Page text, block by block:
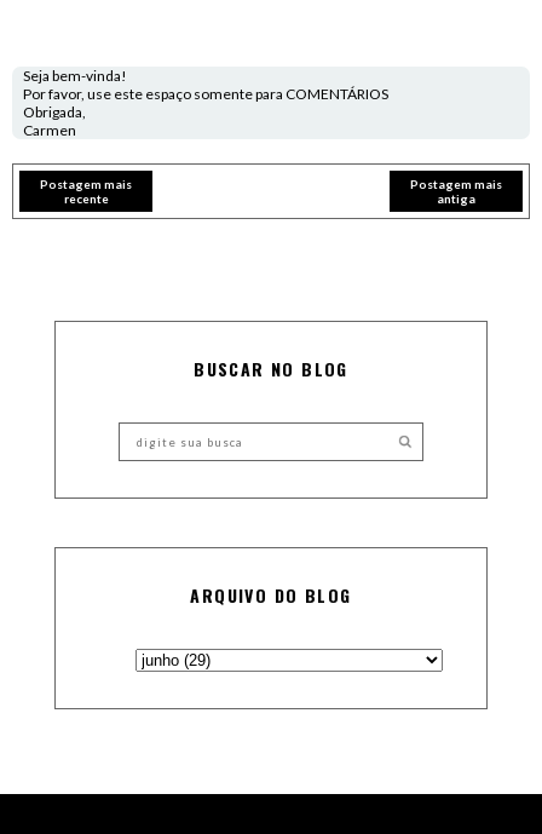
Seja bem-vinda!
Por favor, use este espaço somente para COMENTÁRIOS
Obrigada,
Carmen
Postagem mais
recente
Postagem mais
antiga
BUSCAR NO BLOG
ARQUIVO DO BLOG